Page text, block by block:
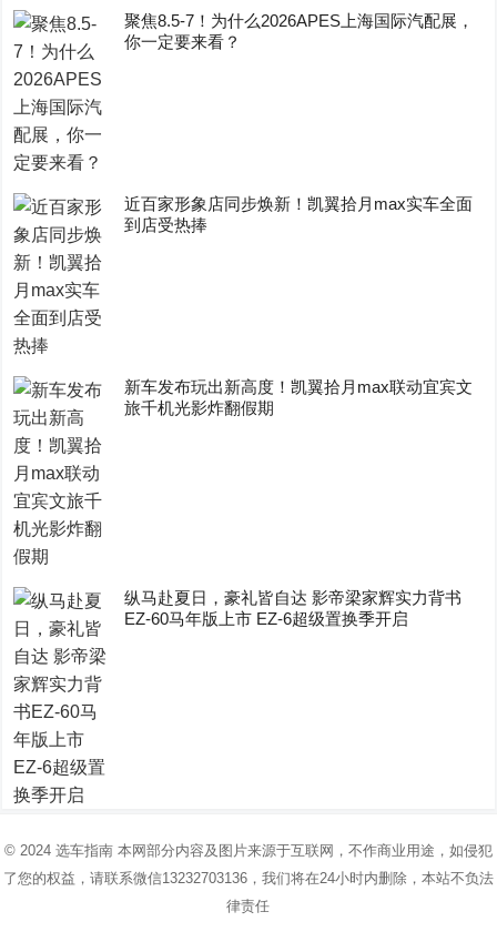
聚焦8.5-7！为什么2026APES上海国际汽配展，
你一定要来看？
近百家形象店同步焕新！凯翼拾月max实车全面
到店受热捧
新车发布玩出新高度！凯翼拾月max联动宜宾文
旅千机光影炸翻假期
纵马赴夏日，豪礼皆自达 影帝梁家辉实力背书
EZ-60马年版上市 EZ-6超级置换季开启
© 2024 选车指南本网部分内容及图片来源于互联网，不作商业用途，如侵犯
了您的权益，请联系微信13232703136，我们将在24小时内删除，本站不负法
律责任